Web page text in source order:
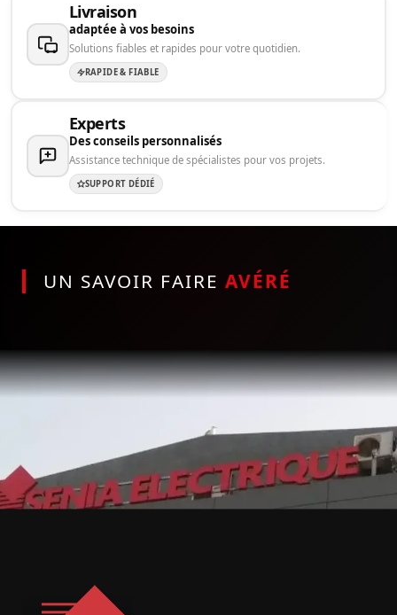
Livraison
adaptée à vos besoins
Solutions fiables et rapides pour votre quotidien.
RAPIDE & FIABLE
Experts
Des conseils personnalisés
Assistance technique de spécialistes pour vos projets.
SUPPORT DÉDIÉ
UN SAVOIR FAIRE AVÉRÉ